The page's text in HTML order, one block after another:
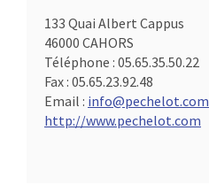
133 Quai Albert Cappus
46000 CAHORS
Téléphone : 05.65.35.50.22
Fax : 05.65.23.92.48
Email : info@pechelot.com
http://www.pechelot.com